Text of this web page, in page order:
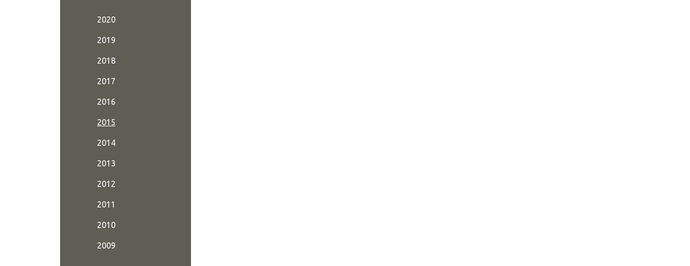
2020
2019
2018
2017
2016
2015
2014
2013
2012
2011
2010
2009